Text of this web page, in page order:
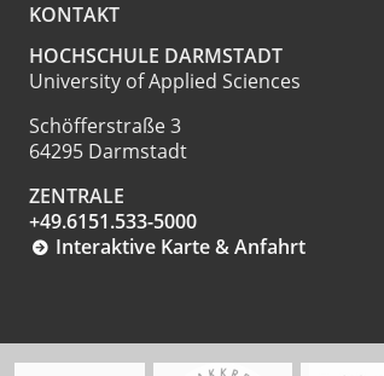
KONTAKT
HOCHSCHULE DARMSTADT
University of Applied Sciences
Schöfferstraße 3
64295 Darmstadt
ZENTRALE
+49.6151.533-5000
Interaktive Karte & Anfahrt